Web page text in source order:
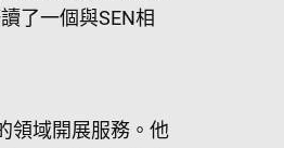
了一個與SEN相
領域開展服務。他